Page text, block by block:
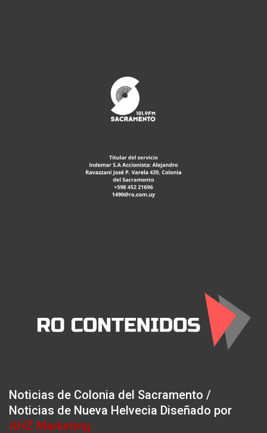
Noticias de Colonia del Sacramento /
Noticias de Nueva Helvecia Diseñado por
AHZ Marketing